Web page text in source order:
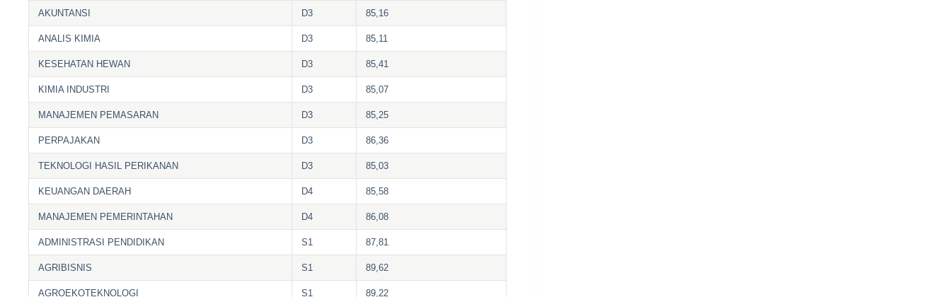
AKUNTANSI D3 85,16
ANALIS KIMIA D3 85,11
KESEHATAN HEWAN D3 85,41
KIMIA INDUSTRI D3 85,07
MANAJEMEN PEMASARAN D3 85,25
PERPAJAKAN D3 86,36
TEKNOLOGI HASIL PERIKANAN D3 85,03
KEUANGAN DAERAH D4 85,58
MANAJEMEN PEMERINTAHAN D4 86,08
ADMINISTRASI PENDIDIKAN S1 87,81
AGRIBISNIS S1 89,62
AGROEKOTEKNOLOGI S1 89,22